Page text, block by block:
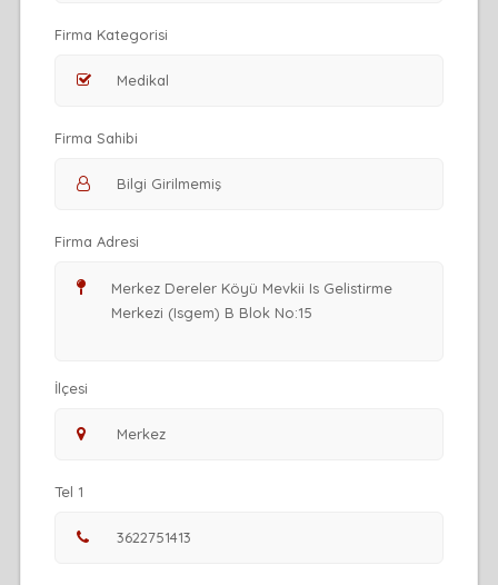
Firma Kategorisi
Firma Sahibi
Firma Adresi
İlçesi
Tel 1